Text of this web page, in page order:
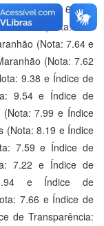
(Nota: 6.20 e
(Nota: 7.73
(Nota: 7.64 e
(Nota: 7.62
9.38 e Índice de
9.54 e Índice de
(Nota: 7.99 e Índice
(Nota: 8.19 e Índice
7.59 e Índice de
7.22 e Índice de
e Índice de
7.66 e Índice de
de Transparência: